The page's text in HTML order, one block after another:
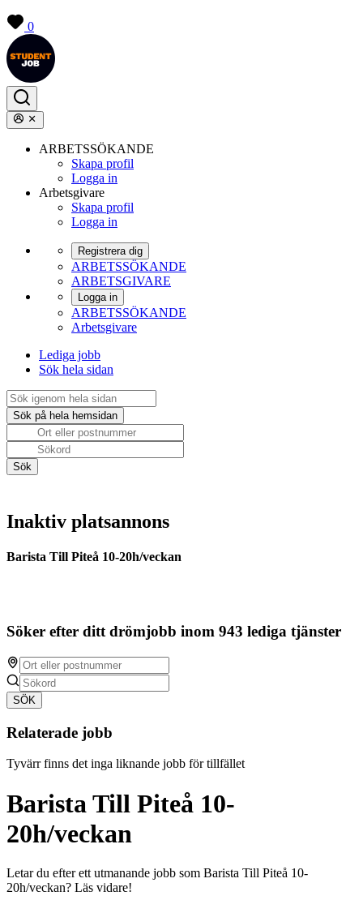
0
ARBETSSÖKANDE
Skapa profil
Logga in
Arbetsgivare
Skapa profil
Logga in
Registrera dig
ARBETSSÖKANDE
ARBETSGIVARE
Logga in
ARBETSSÖKANDE
Arbetsgivare
Lediga jobb
Sök hela sidan
Inaktiv platsannons
Barista Till Piteå 10-20h/veckan
Söker efter ditt drömjobb inom 943 lediga tjänster
SÖK
Relaterade jobb
Tyvärr finns det inga liknande jobb för tillfället
Barista Till Piteå 10-
20h/veckan
Letar du efter ett utmanande jobb som Barista Till Piteå 10-
20h/veckan? Läs vidare!